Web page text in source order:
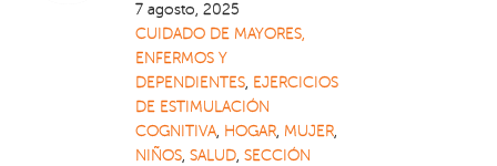
7 agosto, 2025
CUIDADO DE MAYORES,
ENFERMOS Y
DEPENDIENTES, EJERCICIOS
DE ESTIMULACIÓN
COGNITIVA, HOGAR, MUJER,
NIÑOS, SALUD, SECCIÓN